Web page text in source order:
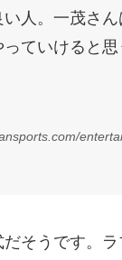
い人。一茂さ
っていけると
そうです。